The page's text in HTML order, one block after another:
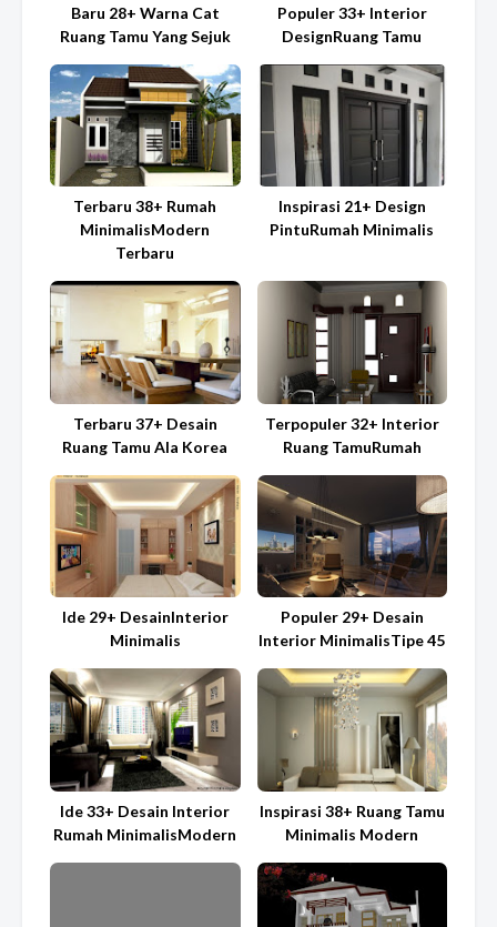
Baru 28+ Warna Cat
Ruang Tamu Yang Sejuk
Populer 33+ Interior
DesignRuang Tamu
Terbaru 38+ Rumah
MinimalisModern
Terbaru
Inspirasi 21+ Design
PintuRumah Minimalis
Terbaru 37+ Desain
Ruang Tamu Ala Korea
Terpopuler 32+ Interior
Ruang TamuRumah
Ide 29+ DesainInterior
Minimalis
Populer 29+ Desain
Interior MinimalisTipe 45
Ide 33+ Desain Interior
Rumah MinimalisModern
Inspirasi 38+ Ruang Tamu
Minimalis Modern